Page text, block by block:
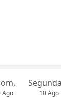
Ago 10 Ago